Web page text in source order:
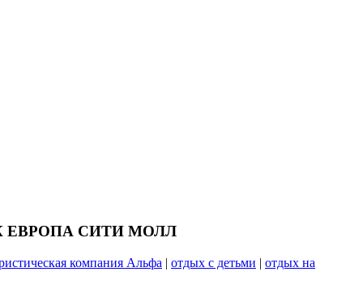
ТРК ЕВРОПА СИТИ МОЛЛ
компания Альфа | отдых с детьми | отдых на